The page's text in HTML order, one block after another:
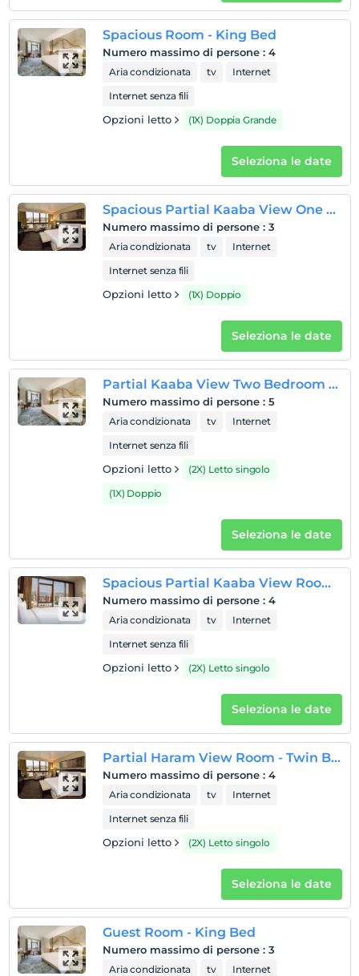
Spacious Room - King Bed
Numero massimo di persone : 4
Aria condizionata tv
Internet
Internet senza fili
Opzioni letto (1X) Doppia Grande
Seleziona le date
Spacious Partial Kaaba View One Bedroom Suite
Numero massimo di persone : 3
Aria condizionata tv
Internet
Internet senza fili
Opzioni letto (1X) Doppio
Seleziona le date
Partial Kaaba View Two Bedroom Family Suite
Numero massimo di persone : 5
Aria condizionata tv
Internet
Internet senza fili
Opzioni letto
(2X) Letto singolo
(1X) Doppio
Seleziona le date
Spacious Partial Kaaba View Room - Twin Beds
Numero massimo di persone : 4
Aria condizionata tv
Internet
Internet senza fili
Opzioni letto (2X) Letto singolo
Seleziona le date
Partial Haram View Room - Twin Beds
Numero massimo di persone : 4
Aria condizionata tv
Internet
Internet senza fili
Opzioni letto (2X) Letto singolo
Seleziona le date
Guest Room - King Bed
Numero massimo di persone : 3
Aria condizionata tv
Internet